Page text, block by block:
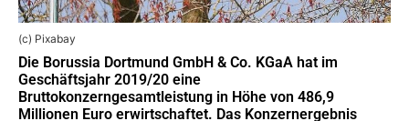
(c) Pixabay
Die Borussia Dortmund GmbH & Co. KGaA hat im
Geschäftsjahr 2019/20 eine
Bruttokonzerngesamtleistung in Höhe von 486,9
Millionen Euro erwirtschaftet. Das Konzernergebnis